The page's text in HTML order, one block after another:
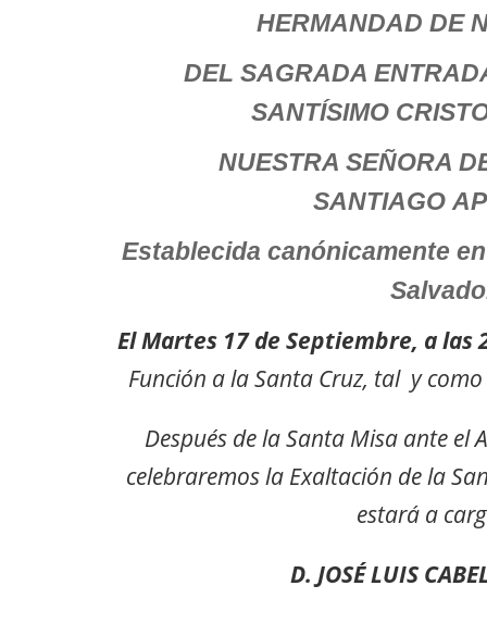
HERMANDAD DE
DEL SAGRADA
SANTÍSIMO
NUESTRA SEÑORA
SANTIAGO
Establecida canónicamente
El Martes 17 de Septiembre, a las
Función a la Santa Cruz, tal y
Después de la Santa Misa ante el
celebraremos la Exaltación de la
estará a
D. JOSÉ LUIS